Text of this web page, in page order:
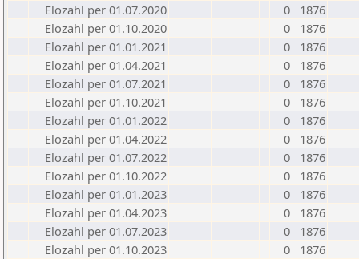
Elozahl per 01.07.2020
0
1876
Elozahl per 01.10.2020
0
1876
Elozahl per 01.01.2021
0
1876
Elozahl per 01.04.2021
0
1876
Elozahl per 01.07.2021
0
1876
Elozahl per 01.10.2021
0
1876
Elozahl per 01.01.2022
0
1876
Elozahl per 01.04.2022
0
1876
Elozahl per 01.07.2022
0
1876
Elozahl per 01.10.2022
0
1876
Elozahl per 01.01.2023
0
1876
Elozahl per 01.04.2023
0
1876
Elozahl per 01.07.2023
0
1876
Elozahl per 01.10.2023
0
1876